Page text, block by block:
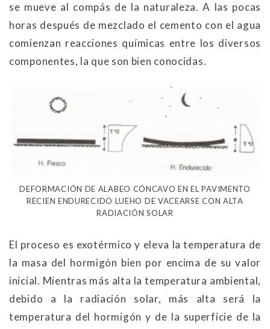
se mueve al compás de la naturaleza. A las pocas
horas después de mezclado el cemento con el agua
comienzan reacciones químicas entre los diversos
componentes, la que son bien conocidas.
DEFORMACIÓN DE ALABEO CÓNCAVO EN EL PAVIMENTO
RECIEN ENDURECIDO LUEHO DE VACEARSE CON ALTA
RADIACIÓN SOLAR
El proceso es exotérmico y eleva la temperatura de
la masa del hormigón bien por encima de su valor
inicial. Mientras más alta la temperatura ambiental,
debido a la radiación solar, más alta será la
temperatura del hormigón y de la superficie de la